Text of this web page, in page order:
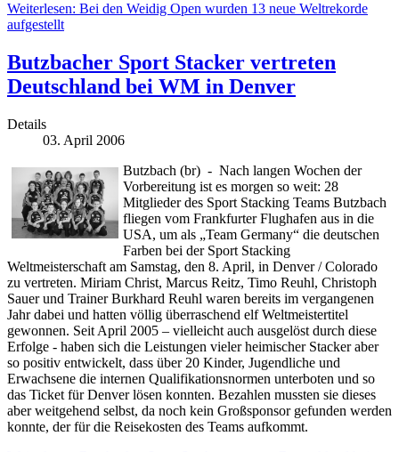
Weiterlesen: Bei den Weidig Open wurden 13 neue Weltrekorde
aufgestellt
Butzbacher Sport Stacker vertreten
Deutschland bei WM in Denver
Details
03. April 2006
Butzbach (br) - Nach langen Wochen der
Vorbereitung ist es morgen so weit: 28
Mitglieder des Sport Stacking Teams Butzbach
fliegen vom Frankfurter Flughafen aus in die
USA, um als „Team Germany“ die deutschen
Farben bei der Sport Stacking
Weltmeisterschaft am Samstag, den 8. April, in Denver / Colorado
zu vertreten. Miriam Christ, Marcus Reitz, Timo Reuhl, Christoph
Sauer und Trainer Burkhard Reuhl waren bereits im vergangenen
Jahr dabei und hatten völlig überraschend elf Weltmeistertitel
gewonnen. Seit April 2005 – vielleicht auch ausgelöst durch diese
Erfolge - haben sich die Leistungen vieler heimischer Stacker aber
so positiv entwickelt, dass über 20 Kinder, Jugendliche und
Erwachsene die internen Qualifikationsnormen unterboten und so
das Ticket für Denver lösen konnten. Bezahlen mussten sie dieses
aber weitgehend selbst, da noch kein Großsponsor gefunden werden
konnte, der für die Reisekosten des Teams aufkommt.